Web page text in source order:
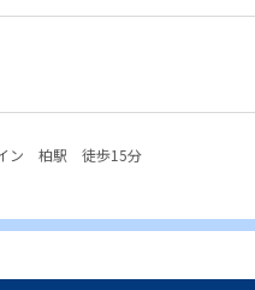
ン 柏駅 徒歩15分